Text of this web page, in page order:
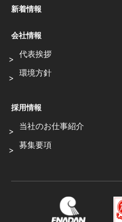
新着情報
会社情報
代表挨拶
環境方針
採用情報
当社のお仕事紹介
募集要項